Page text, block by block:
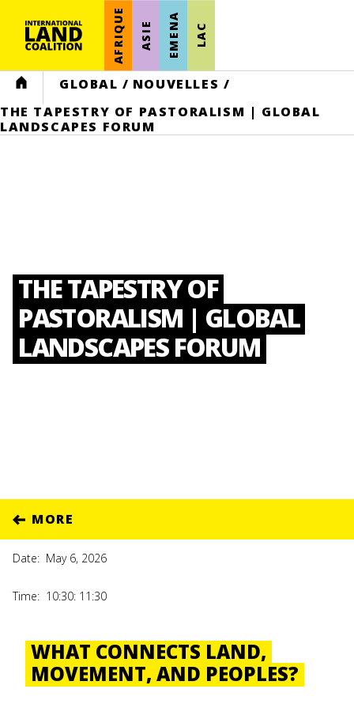
AFRIQUE ASIE EMENA LAC
HOME GLOBAL / NOUVELLES /
THE TAPESTRY OF PASTORALISM | GLOBAL
LANDSCAPES FORUM
THE TAPESTRY OF
PASTORALISM | GLOBAL
LANDSCAPES FORUM
MORE
Date: May 6, 2026
Time: 10:30: 11:30
WHAT CONNECTS LAND,
MOVEMENT, AND PEOPLES?